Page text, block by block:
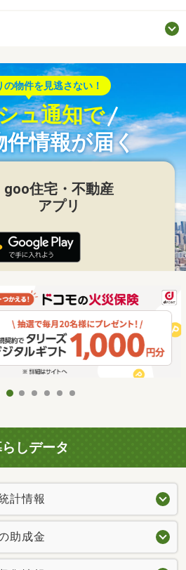
の物件を見逃さない！
ュ通知で
件情報が届く
goo住宅・不動産
アプリ
しデータ
計情報
助成金